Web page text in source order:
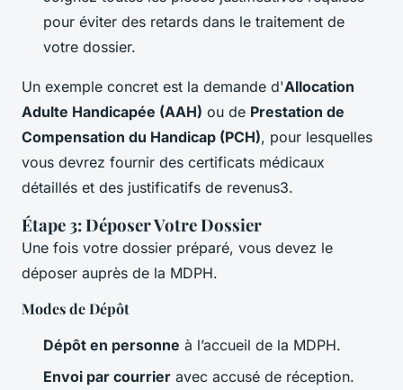
pour éviter des retards dans le traitement de
votre dossier.
Un exemple concret est la demande d'Allocation
Adulte Handicapée (AAH) ou de Prestation de
Compensation du Handicap (PCH), pour lesquelles
vous devrez fournir des certificats médicaux
détaillés et des justificatifs de revenus3.
Étape 3: Déposer Votre Dossier
Une fois votre dossier préparé, vous devez le
déposer auprès de la MDPH.
Modes de Dépôt
Dépôt en personne à l’accueil de la MDPH.
Envoi par courrier avec accusé de réception.